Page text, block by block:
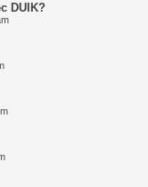
DUIK?